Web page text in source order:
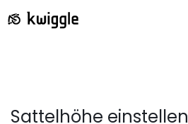
Sattelhöhe einstellen